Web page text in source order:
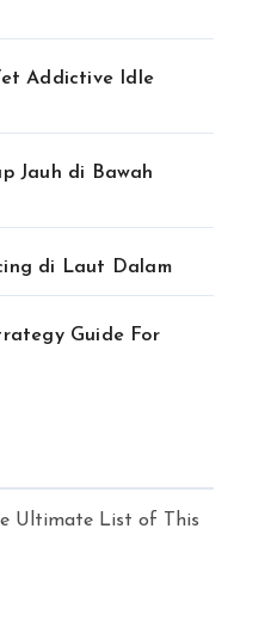
Addictive Idle
Jauh di Bawah
di Laut Dalam
Guide For
Ultimate List of This